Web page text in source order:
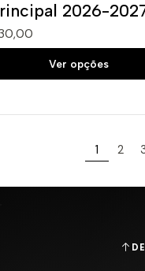
2026-
Ver opções
1 2